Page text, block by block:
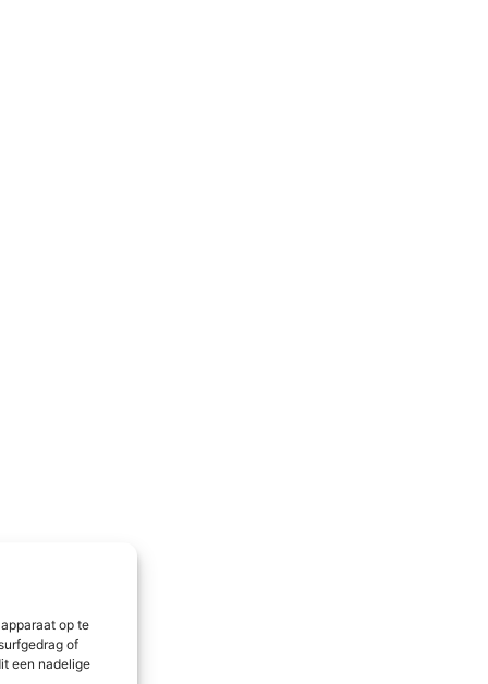
op te
of
een nadelige